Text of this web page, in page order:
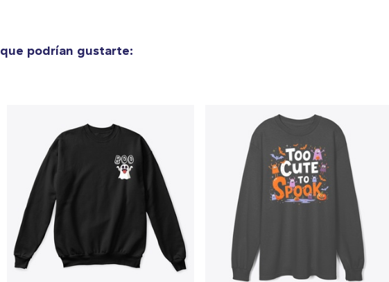
que podrían gustarte: